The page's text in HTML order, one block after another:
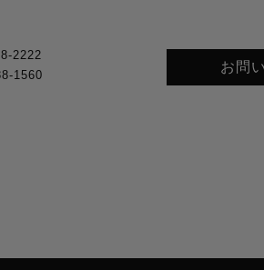
2222
1560
お問